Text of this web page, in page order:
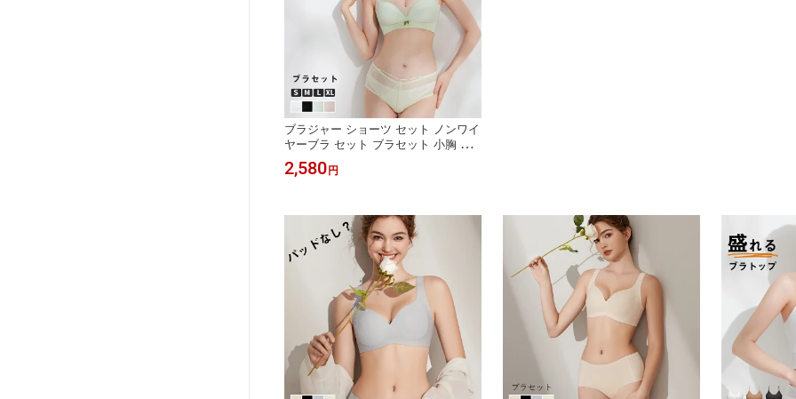
ブラジャー ショーツ セット ノンワイ
ヤーブラ セット ブラセット 小胸 育
乳ブラ 小胸 補正ブラ 谷間 ノンワイ
ヤー ブラジャー 小胸 ブラ 脇高 ノン
2,580 円